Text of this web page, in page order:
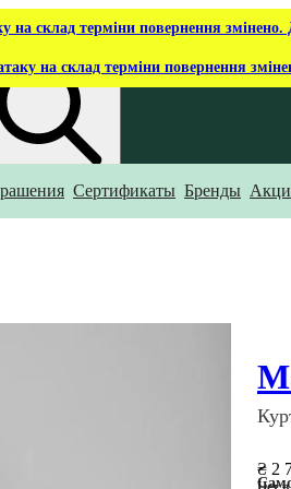
на склад терміни повернення змінено.
на склад терміни повернення
ты ищешь?Сертификаты Бренды
₴ 2